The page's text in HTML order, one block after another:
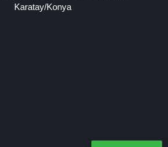
Karatay/Konya